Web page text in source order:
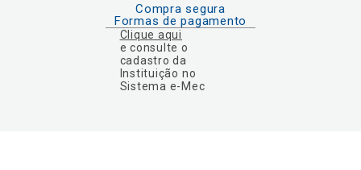
Compra segura
Formas de pagamento
Clique aqui
e consulte o
cadastro da
Instituição no
Sistema e-Mec